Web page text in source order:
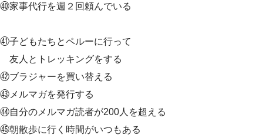
㊵家事代行を週２回頼んでいる
㊶子どもたちとペルーに行って
友人とトレッキングをする
㊷ブラジャーを買い替える
㊸メルマガを発行する
㊹自分のメルマガ読者が200人を超える
㊺朝散歩に行く時間がいつもある